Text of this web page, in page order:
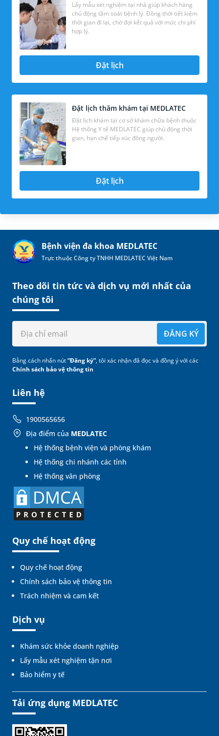
Lấy mẫu xét nghiệm tại nhà giúp khách hàng
chủ động tầm soát bệnh lý. Đồng thời tiết kiệm
thời gian đi lại, chờ đợi kết quả với mức chi phí
hợp lý.
Đặt lịch
Đặt lịch thăm khám tại MEDLATEC
Đặt lịch khám tại cơ sở khám chữa bệnh thuộc
Hệ thống Y tế MEDLATEC giúp chủ động thời
gian, hạn chế tiếp xúc đông người.
Đặt lịch
Bệnh viện đa khoa MEDLATEC
Trực thuộc Công ty TNHH MEDLATEC Việt Nam
Liên hệ
1900565656
Địa điểm của MEDLATEC
Hệ thống bệnh viện và phòng khám
Hệ thống chi nhánh các tỉnh
Hệ thống văn phòng
Quy chế hoạt động
Quy chế hoạt động
Chính sách bảo vệ thông tin
Trách nhiệm và cam kết
Dịch vụ
Khám sức khỏe doanh nghiệp
Lấy mẫu xét nghiệm tận nơi
Bảo hiểm y tế
Theo dõi tin tức và dịch vụ mới nhất của
chúng tôi
ĐĂNG KÝ
Bằng cách nhấn nút“Đăng ký”, tôi xác nhận đã đọc và đồng ý với các
Chính sách bảo vệ thông tin
Tải ứng dụng MEDLATEC